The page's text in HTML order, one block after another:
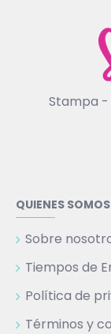
Stampa -
QUIENES SOMOS
Sobre
Tiempos de
Política de
Términos y